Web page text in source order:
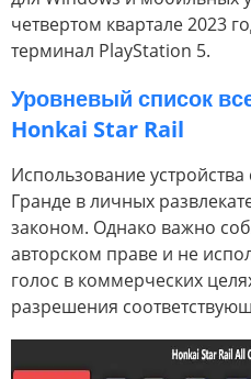
четвертом квартале 2023
терминал PlayStation 5.
Уровневый список
Honkai Star Rail
Использование
Гранде в личных
законом. Однако важно
авторском праве и не
голос в коммерческих
разрешения